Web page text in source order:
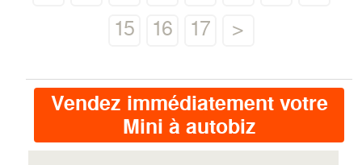
15
16 17 >
Vendez immédiatement votre
Mini à autobiz